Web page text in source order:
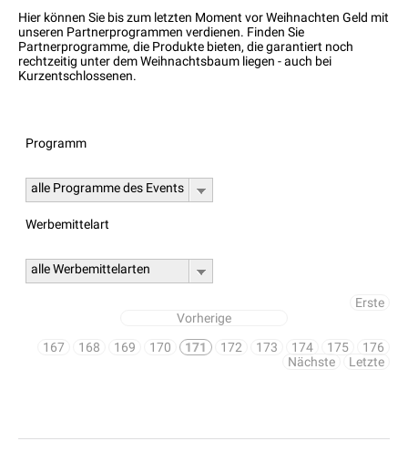
Hier können Sie bis zum letzten Moment vor Weihnachten Geld mit
unseren Partnerprogrammen verdienen. Finden Sie
Partnerprogramme, die Produkte bieten, die garantiert noch
rechtzeitig unter dem Weihnachtsbaum liegen - auch bei
Kurzentschlossenen.
Programm
alle Programme des Events
Werbemittelart
alle Werbemittelarten
Erste
Vorherige
167
168 169 170 171 172 173 174 175
176
Nächste
Letzte